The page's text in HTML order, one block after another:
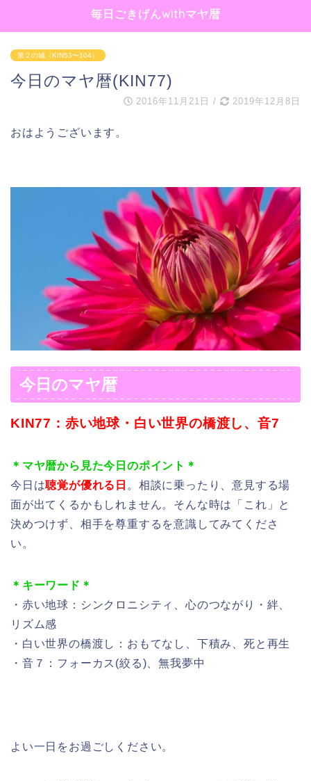
毎日ごきげんwithマヤ暦
第２の城（KIN53〜104）
今日のマヤ暦(KIN77)
2016年11月21日 / 2019年12月8日
おはようございます。
今日のマヤ暦
KIN77：赤い地球・白い世界の橋渡し、音7
＊マヤ暦から見た今日のポイント＊
今日は聴覚が優れる日 。相談に乗ったり、意見する場
面が出てくるかもしれません。そんな時は「これ」と
決めつけず、相手を尊重するを意識してみてくださ
い。
＊キーワード＊
・赤い地球：シンクロニシティ、心のつながり・絆、
リズム感
・白い世界の橋渡し：おもてなし、下積み、死と再生
・音７：フォーカス(絞る)、無我夢中
よい一日をお過ごしください。